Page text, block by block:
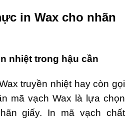
in Wax cho nhãn
nhiệt trong hậu cần
truyền nhiệt hay còn gọi
mã vạch Wax là lựa chọn
giấy. In mã vạch chất